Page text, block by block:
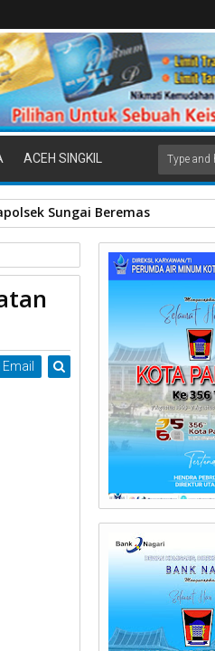
ACEH SINGKIL
Sungai Beremas
Email